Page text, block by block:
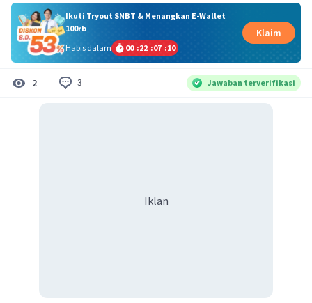
Ikuti Tryout SNBT & Menangkan E-Wallet
100rb
Habis dalam
00 :22 :07 :09
Klaim
2 3 Jawaban terverifikasi
Iklan